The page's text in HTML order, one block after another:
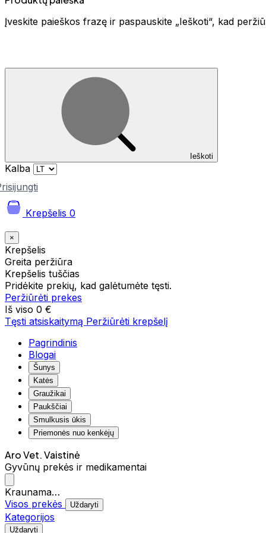
Įveskite paieškos frazę ir paspauskite „Ieškoti“, kad
Ieškoti
Kalba
Krepšelis 0
×
Krepšelis
Greita peržiūra
Krepšelis tuščias
Pridėkite prekių, kad galėtumėte tęsti.
Peržiūrėti prekes
Iš viso 0 €
Tęsti atsiskaitymą Peržiūrėti krepšelį
Pagrindinis
Blogai
Šunys
Katės
Graužikai
Paukščiai
Smulkusis ūkis
Priemonės nuo kenkėjų
Aro Vet. Vaistinė
Gyvūnų prekės ir medikamentai
Kraunama…
Visos prekės
Uždaryti
Kategorijos
Uždaryti